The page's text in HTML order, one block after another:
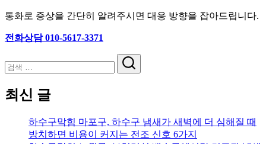
통화로 증상을 간단히 알려주시면 대응 방향을 잡아드립니다.
전화상담 010-5617-3371
검
최신 글
하수구막힘 마포구, 하수구 냄새가 새벽에 더 심해질 때
방치하면 비용이 커지는 전조 신호 6가지